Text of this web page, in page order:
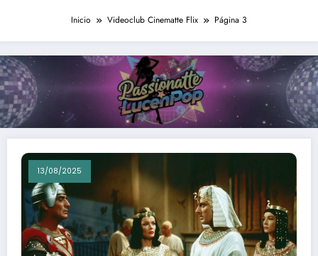
Inicio Videoclub Cinematte Flix Página 3
13/08/2025